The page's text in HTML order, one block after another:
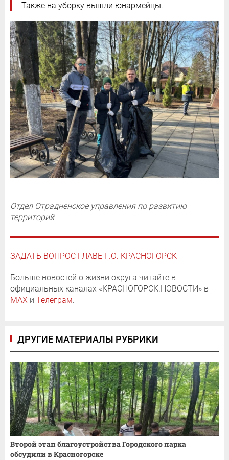
Также на уборку вышли юнармейцы.
Отдел Отрадненское управления по развитию
территорий
ЗАДАТЬ ВОПРОС ГЛАВЕ Г.О. КРАСНОГОРСК
Больше новостей о жизни округа читайте в
официальных каналах «КРАСНОГОРСК.НОВОСТИ» в
MAX и Телеграм.
ДРУГИЕ МАТЕРИАЛЫ РУБРИКИ
Второй этап благоустройства Городского парка
обсудили в Красногорске